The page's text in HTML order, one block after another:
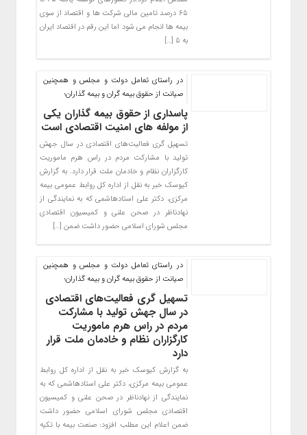
۶۵ درصد تامین مالی شرکت ها و اقتصاد از سوی
بیمه ها انجام می شود اما این رقم در اقتصاد ایران
به ۵ […]
در راستای تعامل دولت و مجلس و همچنین
صیانت از حقوق بیمه گران و بیمه گذاران؛
پاسداری از حقوق بیمه گذاران یکی
از مولفه های امنیت اقتصادی است
تسهیل گری فعالیت‌های اقتصادی در سال جهش
تولید با مشارکت مردم در راس هرم ماموریت
کارگزاران نظام و خادمان ملت قرار دارد. به گزارش
کیوسک خبر به نقل از اداره کل روابط عمومی بیمه
مرکزی، دکتر علی استادهاشمی که به نمایندگی از
نهادناظر در صحن علنی و کمیسیون اقتصادی
مجلس شورای اسلامی حضور داشت ضمن […]
در راستای تعامل دولت و مجلس و همچنین
صیانت از حقوق بیمه گران و بیمه گذاران؛
تسهیل گری فعالیت‌های اقتصادی
در سال جهش تولید با مشارکت
مردم در راس هرم ماموریت
کارگزاران نظام و خادمان ملت قرار
دارد
به گزارش کیوسک خبر به نقل از اداره کل روابط
عمومی بیمه مرکزی، دکتر علی استادهاشمی که به
نمایندگی از نهادناظر در صحن علنی و کمیسیون
اقتصادی مجلس شورای اسلامی حضور داشت
ضمن اعلام این مطلب افزود: صنعت بیمه با تکیه